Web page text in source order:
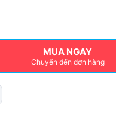
MUA NGAY
Chuyển đến đơn hàng